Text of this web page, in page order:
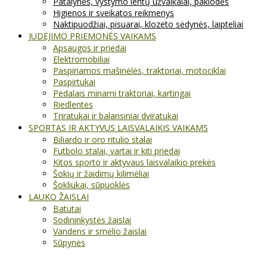
Higienos ir sveikatos reikmenys
Naktipuodžiai, pisuarai, klozeto sėdynės, laipteliai
JUDĖJIMO PRIEMONĖS VAIKAMS
Apsaugos ir priedai
Elektromobiliai
Paspiriamos mašinėlės, traktoriai, motociklai
Paspirtukai
Pedalais minami traktoriai, kartingai
Riedlentės
Triratukai ir balansiniai dviratukai
SPORTAS IR AKTYVUS LAISVALAIKIS VAIKAMS
Biliardo ir oro ritulio stalai
Futbolo stalai, vartai ir kiti priedai
Kitos sporto ir aktyvaus laisvalaikio prekės
Šokių ir žaidimų kilimėliai
Šokliukai, sūpuoklės
LAUKO ŽAISLAI
Batutai
Sodininkystės žaislai
Vandens ir smėlio žaislai
Sūpynės